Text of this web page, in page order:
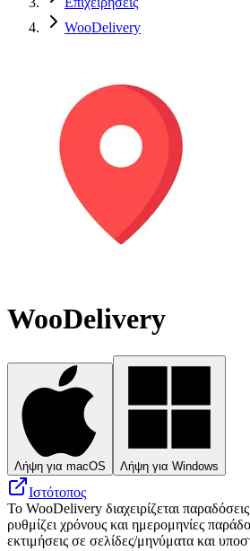
WooDelivery
WooDelivery
Λήψη για macOS Λήψη για Windows
Ιστότοπος
Το WooDelivery διαχειρίζεται
ρυθμίζει χρόνους και ημερομηνίες
εκτιμήσεις σε σελίδες/μηνύματα και